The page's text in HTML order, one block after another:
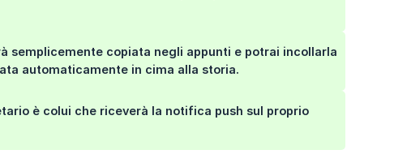
semplicemente copiata negli appunti e potrai incollarla
automaticamente in cima alla storia.
è colui che riceverà la notifica push sul proprio